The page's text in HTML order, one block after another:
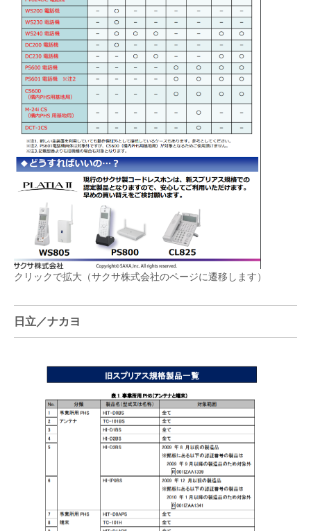
クリックで拡大（サクサ株式会社のページに遷移します）
日立／ナカヨ